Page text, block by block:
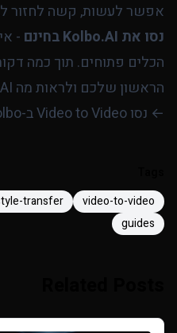
אפשר לעשות, קשה לחזור
נסו את Kolbo.AI בחינם
-
הכלים פתוחים. תוך כמה
הראשון שלכם ולראות מה AI יכול לעשות לו.
← נסו Video to Video ב-Kolbo עכשיו
video-to-video
transfer
guides